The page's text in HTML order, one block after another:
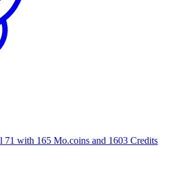
with 165 Mo.coins and 1603 Credits